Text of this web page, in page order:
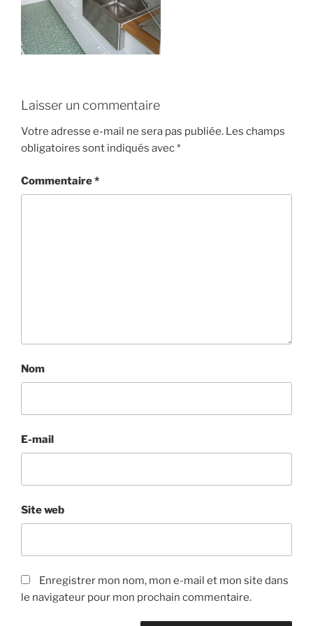
Laisser un commentaire
Votre adresse e-mail ne sera pas publiée. Les champs
obligatoires sont indiqués avec*
Commentaire*
Nom
E-mail
Site web
Enregistrer mon nom, mon e-mail et mon site dans
le navigateur pour mon prochain commentaire.